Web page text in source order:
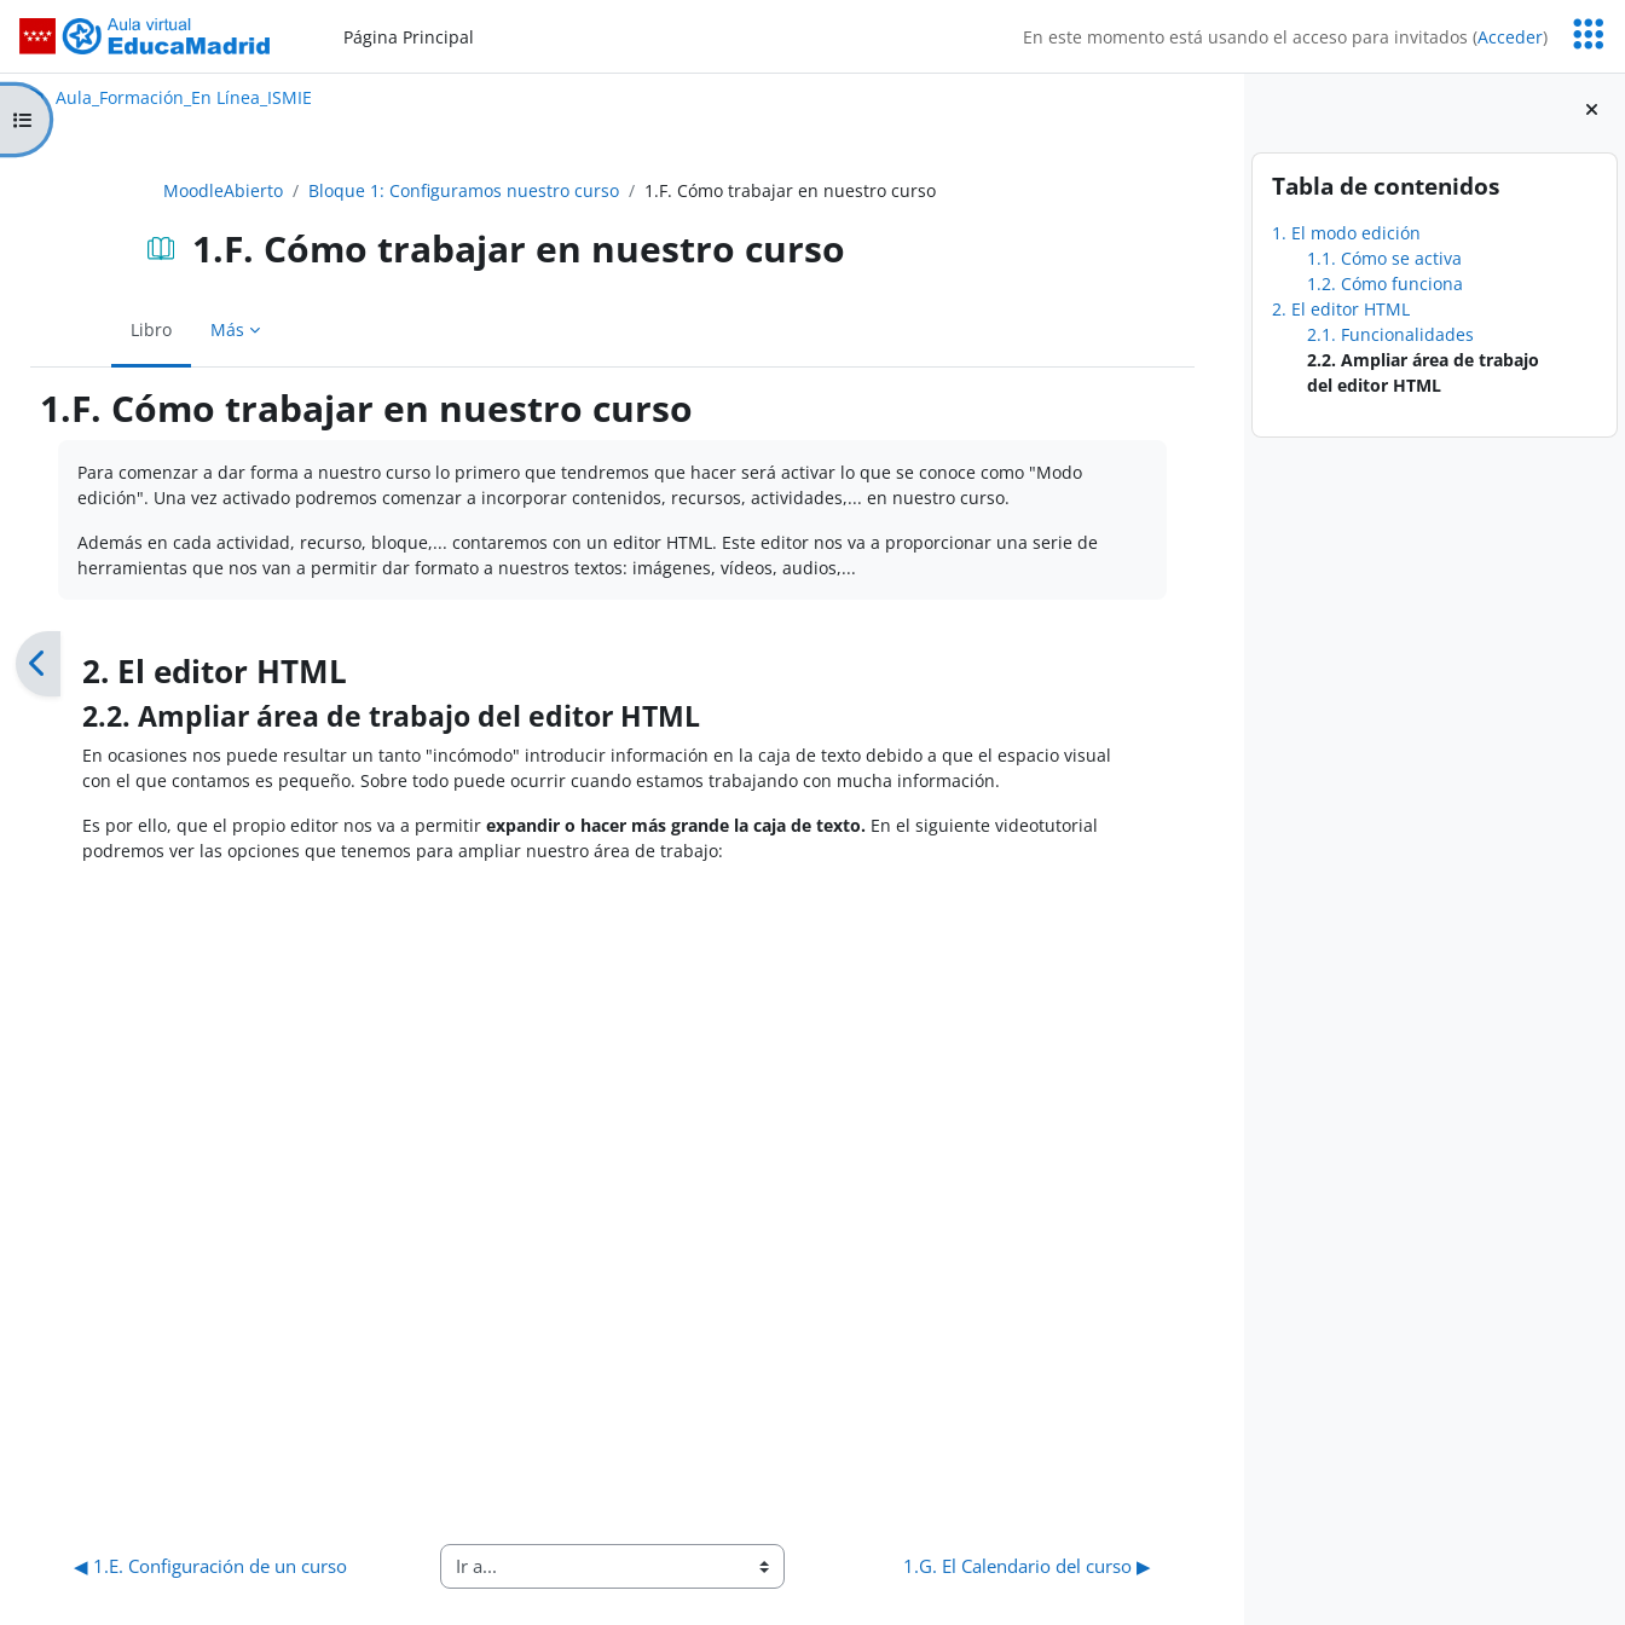
Aula_Formación_En Línea_ISMIEPágina Principal En este momento está usando el acceso para invitados (Acceder)
Bloques
Salta Tabla de contenidos
Tabla de contenidos
1. El modo edición
1.1. Cómo se activa
1.2. Cómo funciona
2. El editor HTML
2.1. Funcionalidades
2.2. Ampliar área de trabajo
del editor HTML
Aula Virtual de EducaMadrid:
Aula_Formación_En Línea_ISMIE
Abrir índice del curso
MoodleAbierto Bloque 1: Configuramos nuestro curso 1.F. Cómo trabajar en nuestro curso
1.F. Cómo trabajar en nuestro curso
Libro Más
1.F. Cómo trabajar en nuestro curso
Para comenzar a dar forma a nuestro curso lo primero que tendremos que hacer será activar lo que se conoce como "Modo
edición". Una vez activado podremos comenzar a incorporar contenidos, recursos, actividades,... en nuestro curso.
Además en cada actividad, recurso, bloque,... contaremos con un editor HTML. Este editor nos va a proporcionar una serie de
herramientas que nos van a permitir dar formato a nuestros textos: imágenes, vídeos, audios,...
2. El editor HTML
2.2. Ampliar área de trabajo del editor HTML
En ocasiones nos puede resultar un tanto "incómodo" introducir información en la caja de texto debido a que el espacio visual
con el que contamos es pequeño. Sobre todo puede ocurrir cuando estamos trabajando con mucha información.
Es por ello, que el propio editor nos va a permitirexpandir o hacer más grande la caja de texto. En el siguiente videotutorial
podremos ver las opciones que tenemos para ampliar nuestro área de trabajo:
◀︎ 1.E. Configuración de un curso Ir a... 1.G. El Calendario del curso ▶︎